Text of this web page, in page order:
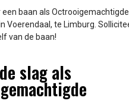
een baan als
Voerendaal, te Limburg.
van de baan!
slag als